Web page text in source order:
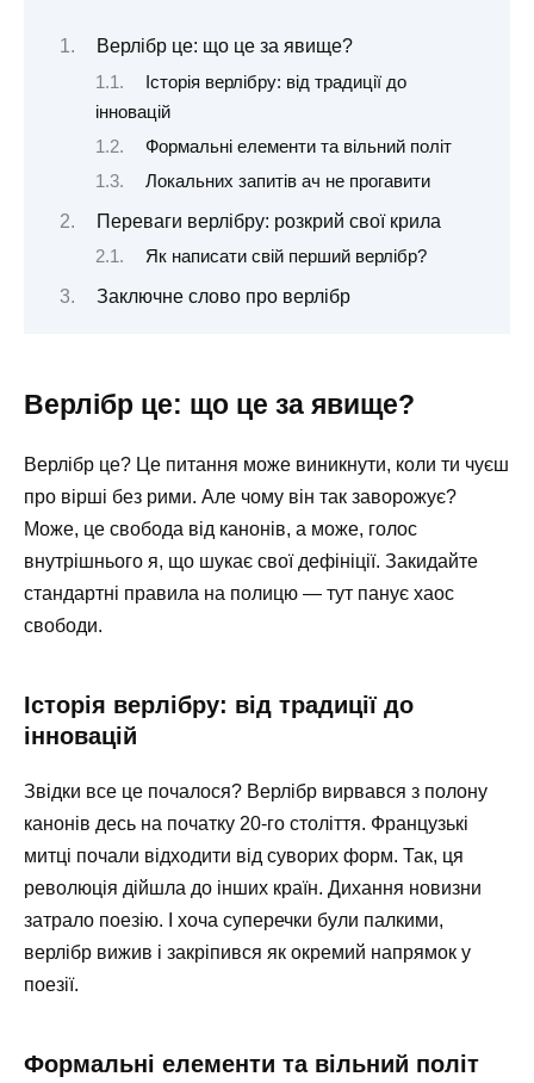
Верлібр це: що це за явище?
Історія верлібру: від традиції до
інновацій
Формальні елементи та вільний політ
Локальних запитів ач не прогавити
Переваги верлібру: розкрий свої крила
Як написати свій перший верлібр?
Заключне слово про верлібр
Верлібр це: що це за явище?
Верлібр це? Це питання може виникнути, коли ти чуєш
про вірші без рими. Але чому він так заворожує?
Може, це свобода від канонів, а може, голос
внутрішнього я, що шукає свої дефініції. Закидайте
стандартні правила на полицю — тут панує хаос
свободи.
Історія верлібру: від традиції до
інновацій
Звідки все це почалося? Верлібр вирвався з полону
канонів десь на початку 20-го століття. Французькі
митці почали відходити від суворих форм. Так, ця
революція дійшла до інших країн. Дихання новизни
затрало поезію. І хоча суперечки були палкими,
верлібр вижив і закріпився як окремий напрямок у
поезії.
Формальні елементи та вільний політ